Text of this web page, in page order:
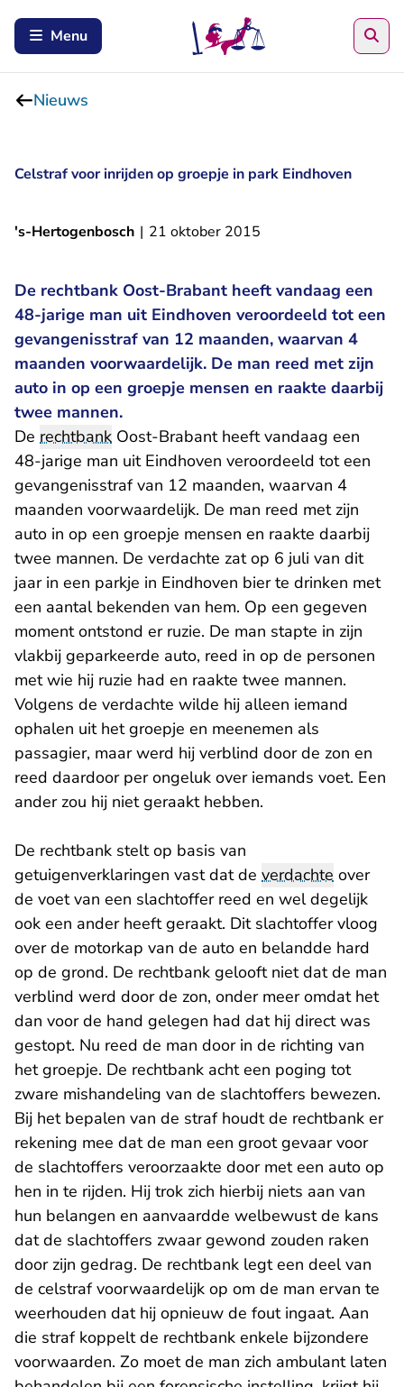
Menu
Nieuws
Celstraf voor inrijden op groepje in park Eindhoven
's-Hertogenbosch | 21 oktober 2015
De rechtbank Oost-Brabant heeft vandaag een
48-jarige man uit Eindhoven veroordeeld tot een
gevangenisstraf van 12 maanden, waarvan 4
maanden voorwaardelijk. De man reed met zijn
auto in op een groepje mensen en raakte daarbij
twee mannen.
De rechtbank Oost-Brabant heeft vandaag een
48-jarige man uit Eindhoven veroordeeld tot een
gevangenisstraf van 12 maanden, waarvan 4
maanden voorwaardelijk. De man reed met zijn
auto in op een groepje mensen en raakte daarbij
twee mannen. De verdachte zat op 6 juli van dit
jaar in een parkje in Eindhoven bier te drinken met
een aantal bekenden van hem. Op een gegeven
moment ontstond er ruzie. De man stapte in zijn
vlakbij geparkeerde auto, reed in op de personen
met wie hij ruzie had en raakte twee mannen.
Volgens de verdachte wilde hij alleen iemand
ophalen uit het groepje en meenemen als
passagier, maar werd hij verblind door de zon en
reed daardoor per ongeluk over iemands voet. Een
ander zou hij niet geraakt hebben.
De rechtbank stelt op basis van
getuigenverklaringen vast dat de verdachte over
de voet van een slachtoffer reed en wel degelijk
ook een ander heeft geraakt. Dit slachtoffer vloog
over de motorkap van de auto en belandde hard
op de grond. De rechtbank gelooft niet dat de man
verblind werd door de zon, onder meer omdat het
dan voor de hand gelegen had dat hij direct was
gestopt. Nu reed de man door in de richting van
het groepje. De rechtbank acht een poging tot
zware mishandeling van de slachtoffers bewezen.
Bij het bepalen van de straf houdt de rechtbank er
rekening mee dat de man een groot gevaar voor
de slachtoffers veroorzaakte door met een auto op
hen in te rijden. Hij trok zich hierbij niets aan van
hun belangen en aanvaardde welbewust de kans
dat de slachtoffers zwaar gewond zouden raken
door zijn gedrag. De rechtbank legt een deel van
de celstraf voorwaardelijk op om de man ervan te
weerhouden dat hij opnieuw de fout ingaat. Aan
die straf koppelt de rechtbank enkele bijzondere
voorwaarden. Zo moet de man zich ambulant laten